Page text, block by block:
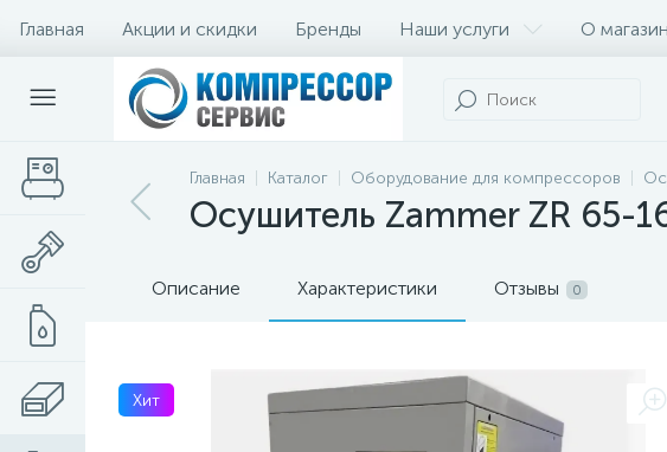
Главная Акции и скидки Бренды Наши услуги О
Главная Каталог Оборудование для компрессоров
Осушитель Zammer ZR 65-
Описание Характеристики Отзывы 0
Хит